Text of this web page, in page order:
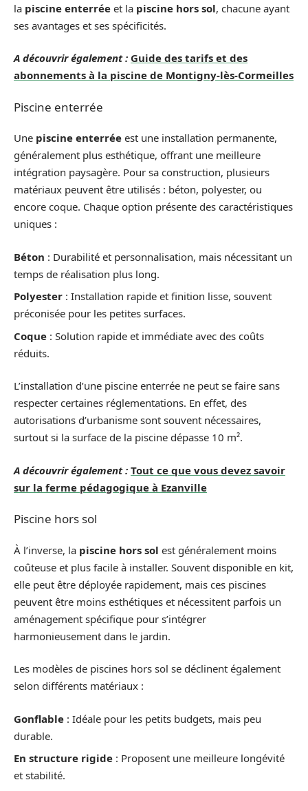
la piscine enterrée et la piscine hors sol, chacune ayant
ses avantages et ses spécificités.
A découvrir également : Guide des tarifs et des
abonnements à la piscine de Montigny-lès-Cormeilles
Piscine enterrée
Une piscine enterrée est une installation permanente,
généralement plus esthétique, offrant une meilleure
intégration paysagère. Pour sa construction, plusieurs
matériaux peuvent être utilisés : béton, polyester, ou
encore coque. Chaque option présente des caractéristiques
uniques :
Béton : Durabilité et personnalisation, mais nécessitant un
temps de réalisation plus long.
Polyester : Installation rapide et finition lisse, souvent
préconisée pour les petites surfaces.
Coque : Solution rapide et immédiate avec des coûts
réduits.
L’installation d’une piscine enterrée ne peut se faire sans
respecter certaines réglementations. En effet, des
autorisations d’urbanisme sont souvent nécessaires,
surtout si la surface de la piscine dépasse 10 m².
A découvrir également : Tout ce que vous devez savoir
sur la ferme pédagogique à Ezanville
Piscine hors sol
À l’inverse, la piscine hors sol est généralement moins
coûteuse et plus facile à installer. Souvent disponible en kit,
elle peut être déployée rapidement, mais ces piscines
peuvent être moins esthétiques et nécessitent parfois un
aménagement spécifique pour s’intégrer
harmonieusement dans le jardin.
Les modèles de piscines hors sol se déclinent également
selon différents matériaux :
Gonflable : Idéale pour les petits budgets, mais peu
durable.
En structure rigide : Proposent une meilleure longévité
et stabilité.